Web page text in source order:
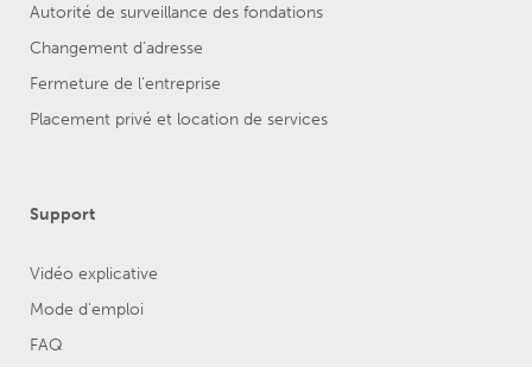
Autorité de surveillance des fondations
Changement d’adresse
Fermeture de l’entreprise
Placement privé et location de services
Support
Vidéo explicative
Mode d'emploi
FAQ